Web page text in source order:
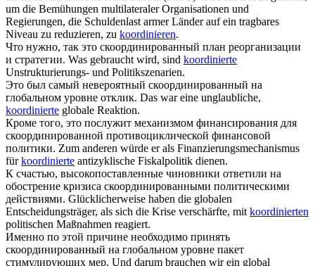
um die Bemühungen multilateraler Organisationen und
Regierungen, die Schuldenlast armer Länder auf ein tragbares
Niveau zu reduzieren, zu koordinieren.
Что нужно, так это скоординированный план реорганизации
и стратегии. Was gebraucht wird, sind koordinierte
Unstrukturierungs- und Politikszenarien.
Это был самый невероятный скоординированный на
глобальном уровне отклик. Das war eine unglaubliche,
koordinierte globale Reaktion.
Кроме того, это послужит механизмом финансирования для
скоординированной противоциклической финансовой
политики. Zum anderen würde er als Finanzierungsmechanismus
fürkoordinierte antizyklische Fiskalpolitik dienen.
К счастью, высокопоставленные чиновники ответили на
обострение кризиса скоординированными политическими
действиями. Glücklicherweise haben die globalen
Entscheidungsträger, als sich die Krise verschärfte, mitkoordinierten
politischen Maßnahmen reagiert.
Именно по этой причине необходимо принять
скоординированный на глобальном уровне пакет
стимулирующих мер. Und darum brauchen wir ein global